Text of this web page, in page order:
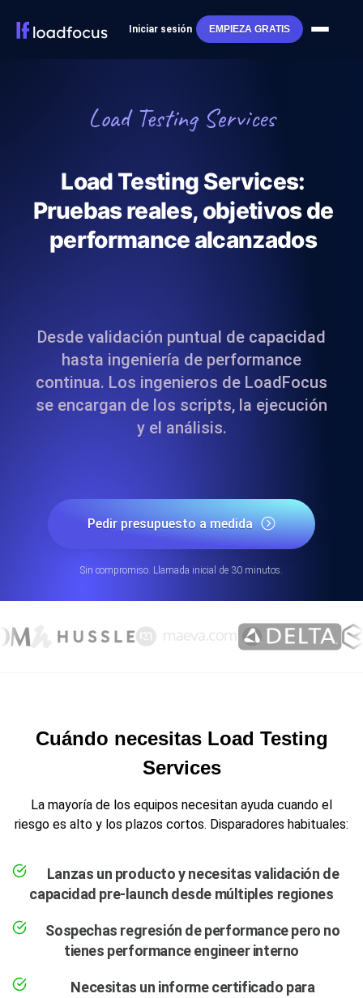
Iniciar sesión EMPIEZA GRATIS
Load Testing Services
Load Testing Services:
Pruebas reales, objetivos de
performance alcanzados
Desde validación puntual de capacidad
hasta ingeniería de performance
continua. Los ingenieros de LoadFocus
se encargan de los scripts, la ejecución
y el análisis.
Pedir presupuesto a medida
Sin compromiso. Llamada inicial de 30 minutos.
Cuándo necesitas Load Testing
Services
La mayoría de los equipos necesitan ayuda cuando el
riesgo es alto y los plazos cortos. Disparadores habituales:
Lanzas un producto y necesitas validación de
capacidad pre-launch desde múltiples regiones
Sospechas regresión de performance pero no
tienes performance engineer interno
Necesitas un informe certificado para